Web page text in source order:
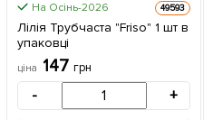
На Осінь-2026 49593
Лілія Трубчаста "Friso" 1 шт в
упаковці
ціна 147грн
- +